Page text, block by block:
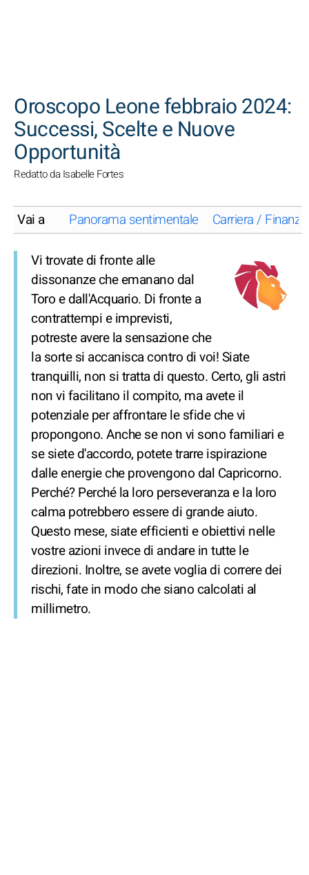
Oroscopo Leone febbraio 2024:
Successi, Scelte e Nuove
Opportunità
Redatto da Isabelle Fortes
Vai a Panorama sentimentale Carriera / Finanze
Vi trovate di fronte alle
dissonanze che emanano dal
Toro e dall'Acquario. Di fronte a
contrattempi e imprevisti,
potreste avere la sensazione che
la sorte si accanisca contro di voi! Siate
tranquilli, non si tratta di questo. Certo, gli astri
non vi facilitano il compito, ma avete il
potenziale per affrontare le sfide che vi
propongono. Anche se non vi sono familiari e
se siete d'accordo, potete trarre ispirazione
dalle energie che provengono dal Capricorno.
Perché? Perché la loro perseveranza e la loro
calma potrebbero essere di grande aiuto.
Questo mese, siate efficienti e obiettivi nelle
vostre azioni invece di andare in tutte le
direzioni. Inoltre, se avete voglia di correre dei
rischi, fate in modo che siano calcolati al
millimetro.